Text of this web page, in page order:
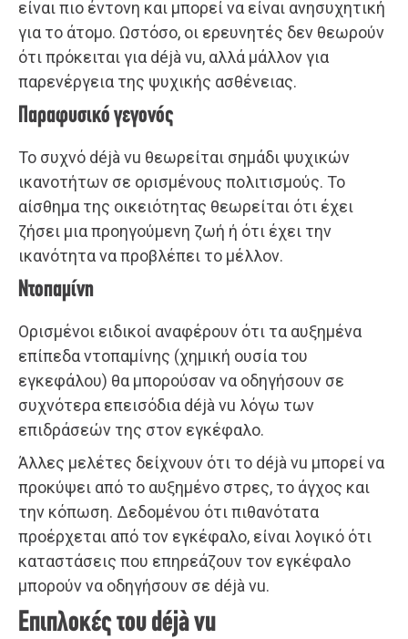
είναι πιο έντονη και μπορεί να είναι ανησυχητική
για το άτομο. Ωστόσο, οι ερευνητές δεν θεωρούν
ότι πρόκειται για déjà vu, αλλά μάλλον για
παρενέργεια της ψυχικής ασθένειας.
Παραφυσικό γεγονός
Το συχνό déjà vu θεωρείται σημάδι ψυχικών
ικανοτήτων σε ορισμένους πολιτισμούς. Το
αίσθημα της οικειότητας θεωρείται ότι έχει
ζήσει μια προηγούμενη ζωή ή ότι έχει την
ικανότητα να προβλέπει το μέλλον.
Ντοπαμίνη
Ορισμένοι ειδικοί αναφέρουν ότι τα αυξημένα
επίπεδα ντοπαμίνης (χημική ουσία του
εγκεφάλου) θα μπορούσαν να οδηγήσουν σε
συχνότερα επεισόδια déjà vu λόγω των
επιδράσεών της στον εγκέφαλο.
Άλλες μελέτες δείχνουν ότι το déjà vu μπορεί να
προκύψει από το αυξημένο στρες, το άγχος και
την κόπωση. Δεδομένου ότι πιθανότατα
προέρχεται από τον εγκέφαλο, είναι λογικό ότι
καταστάσεις που επηρεάζουν τον εγκέφαλο
μπορούν να οδηγήσουν σε déjà vu.
Επιπλοκές του déjà vu